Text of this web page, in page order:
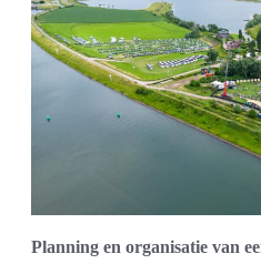
Planning en organisatie van